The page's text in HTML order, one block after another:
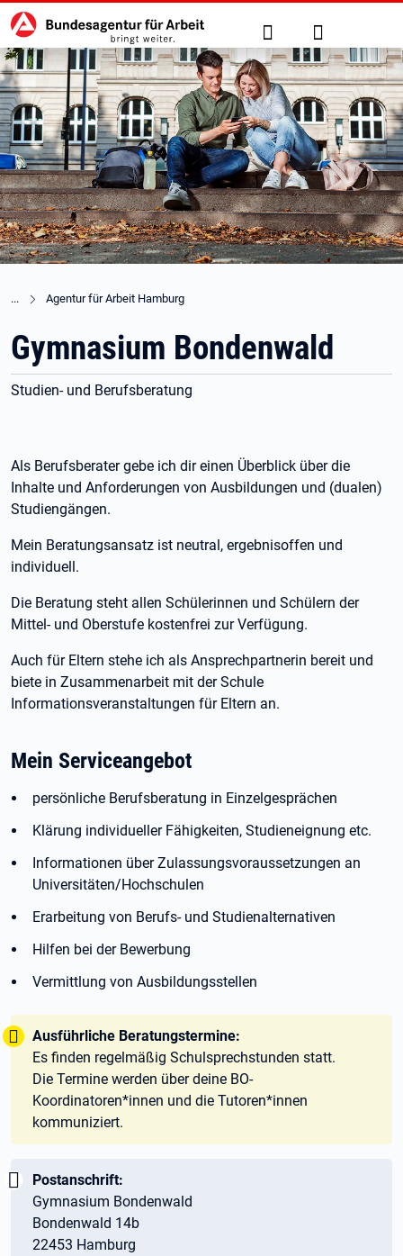
zu den Hauptinhalten springen
Hauptnavigation Suche Anmelden
Agentur für Arbeit Hamburg
Gymnasium Bondenwald
Studien- und Berufsberatung
Als Berufsberater gebe ich dir einen Überblick über die
Inhalte und Anforderungen von Ausbildungen und (dualen)
Studiengängen.
Mein Beratungsansatz ist neutral, ergebnisoffen und
individuell.
Die Beratung steht allen Schülerinnen und Schülern der
Mittel- und Oberstufe kostenfrei zur Verfügung.
Auch für Eltern stehe ich als Ansprechpartnerin bereit und
biete in Zusammenarbeit mit der Schule
Informationsveranstaltungen für Eltern an.
Mein Serviceangebot
persönliche Berufsberatung in Einzelgesprächen
Klärung individueller Fähigkeiten, Studieneignung etc.
Informationen über Zulassungsvoraussetzungen an
Universitäten/Hochschulen
Erarbeitung von Berufs- und Studienalternativen
Hilfen bei der Bewerbung
Vermittlung von Ausbildungsstellen
Tipp:
Ausführliche Beratungstermine:
Es finden regelmäßig Schulsprechstunden statt.
Die Termine werden über deine BO-
Koordinatoren*innen und die Tutoren*innen
kommuniziert.
Wichtig:
Postanschrift:
Gymnasium Bondenwald
Bondenwald 14b
22453 Hamburg